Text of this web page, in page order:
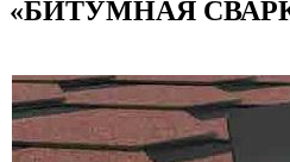
«БИТУМНАЯ